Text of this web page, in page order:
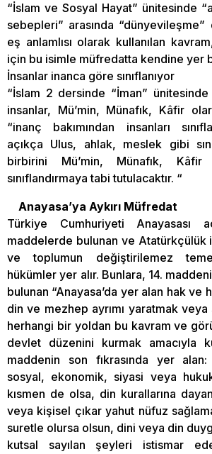
“İslam ve Sosyal Hayat” ünitesinde
sebepleri” arasında
eş anlamlısı olarak kullanılan
için bu isimle müfredatta kendine yer
İnsanlar inanca göre sınıflanıyor
“İslam 2 dersinde “İman” ünitesinde
insanlar, Mü’min, Münafık, Kâfir
“inanç bakımından insanları
açıkça Ulus, ahlak, meslek gibi
birbirini Mü’min, Münafık,
sınıflandırmaya tabi tutulacaktır. “
Anayasa’ya Aykırı Müfredat
Türkiye Cumhuriyeti Anayasası
maddelerde bulunan ve Atatürkçülük
ve toplumun değiştirilemez
hükümler yer alır. Bunlara, 14.
bulunan “Anayasa’da yer alan hak ve
din ve mezhep ayrımı yaratmak
herhangi bir yoldan bu kavram ve
devlet düzenini kurmak amacıyla
maddenin son fıkrasında yer
sosyal, ekonomik, siyasi veya
kısmen de olsa, din kurallarına
veya kişisel çıkar yahut nüfuz
suretle olursa olsun, dini veya din
kutsal sayılan şeyleri istismar